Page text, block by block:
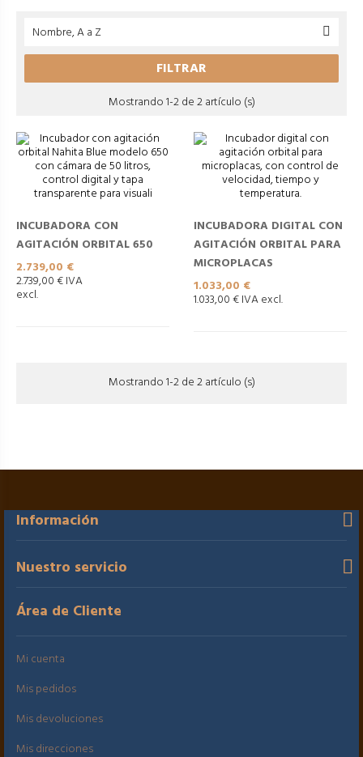
Nombre, A a Z 
FILTRAR
Mostrando 1-2 de 2 artículo (s)
INCUBADORA CON
AGITACIÓN ORBITAL 650
Precio
2.739,00 €
2.739,00 € IVA
excl.
INCUBADORA DIGITAL CON
AGITACIÓN ORBITAL PARA
MICROPLACAS
Precio
1.033,00 €
1.033,00 € IVA excl.
Mostrando 1-2 de 2 artículo (s)
Información
Nuestro servicio
Área de Cliente
Mi cuenta
Mis pedidos
Mis devoluciones
Mis direcciones